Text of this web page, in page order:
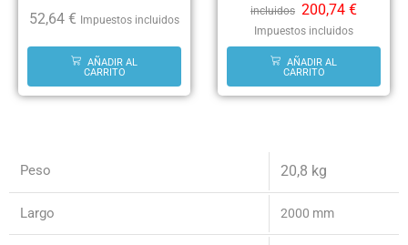
52,64 € Impuestos incluidos
AÑADIR AL
CARRITO
incluidos 200,74 €
Impuestos incluidos
AÑADIR AL
CARRITO
Peso 20,8 kg
Largo 2000 mm